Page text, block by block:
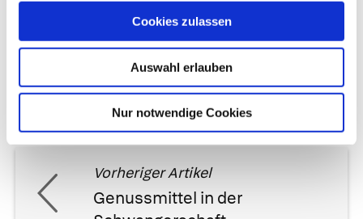
Cookies zulassen
Auswahl erlauben
Nur notwendige Cookies
14.07.2020um 13:33 Uhr
Vorheriger Artikel
Genussmittel in der